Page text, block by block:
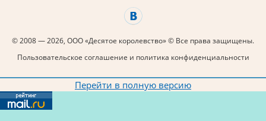
© 2008 — 2026, ООО «Десятое королевство» © Все права защищены.
Пользовательское соглашение и политика конфиденциальности
Перейти в полную версию